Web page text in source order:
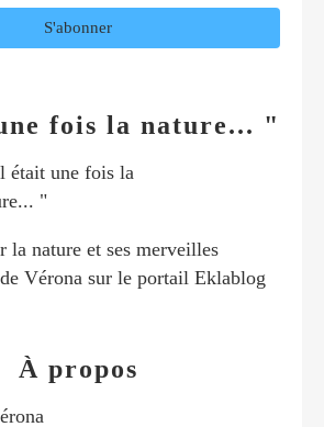
fois la nature... "
la nature et ses merveilles
Vérona sur le portail Eklablog
À propos